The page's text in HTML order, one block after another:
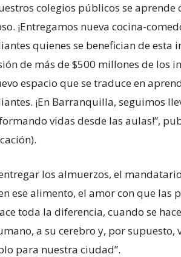
colegios públicos se
¡Entregamos nueva cocina-
quienes se benefician de
de más de $500 millones de los
espacio que se traduce en
¡En Barranquilla, seguimos
vidas desde las aulas!”,
los almuerzos, el
ese alimento, el amor con que las
toda la diferencia, cuando se
a su cerebro y, por
para nuestra ciudad”.